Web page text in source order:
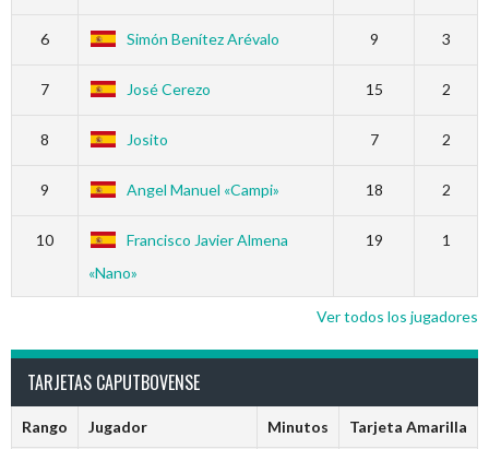
6 Simón Benítez Arévalo 9 3
7 José Cerezo 15 2
8 Josito 7 2
9 Angel Manuel «Campi» 18 2
10
Francisco Javier Almena
«Nano»
19 1
Ver todos los jugadores
TARJETAS CAPUTBOVENSE
Rango Jugador Minutos Tarjeta Amarilla